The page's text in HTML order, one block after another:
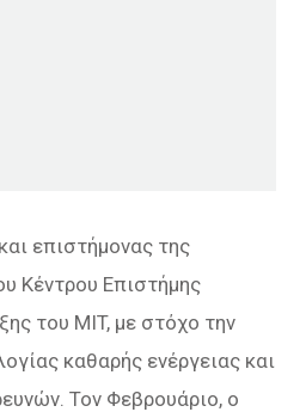
επιστήμονας της
Κέντρου Επιστήμης
του MIT, με στόχο την
καθαρής ενέργειας και
Τον Φεβρουάριο, ο